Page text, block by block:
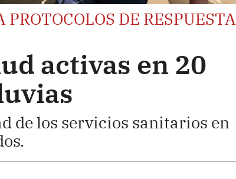
DE RESPUESTA
activas en 20
de los servicios sanitarios en